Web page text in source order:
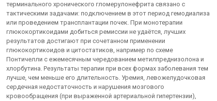
терминального хронического гломерулонефрита связано с
тактическими задачами: подключением в этот период гемодиализа
или проведением трансплантации почек. При монотерапии
глюкокортикоидами добиться ремиссии не удаётся, лучших
результатов достигают при сочетанном применении
глюкокортикоидов и цитостатиков, например по схеме
Понтичелли с ежемесячным чередованием метилпреднизолона и
хлорбутина. Результаты терапии при всех формах заболевания тем
лучше, чем меньше его длительность. Уремия, левожелудочковая
сердечная недостаточность и нарушения мозгового
кровообращения (при выраженной артериальной гипертензии),